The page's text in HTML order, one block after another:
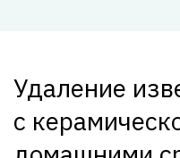
Удаление
с